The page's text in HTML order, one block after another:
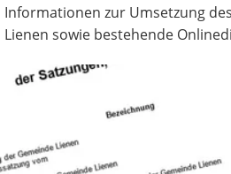
Informationen zur Umsetzung
Lienen sowie bestehende